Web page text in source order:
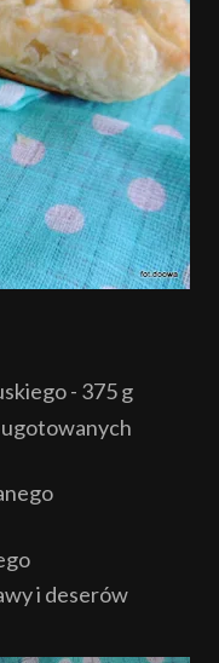
- 375 g
ugotowanych
i deserów